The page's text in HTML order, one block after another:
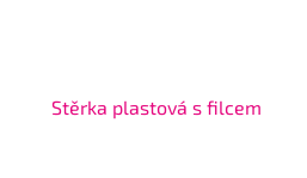
Stěrka plastová s filcem